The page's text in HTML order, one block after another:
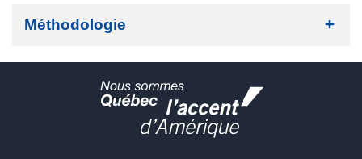
Méthodologie